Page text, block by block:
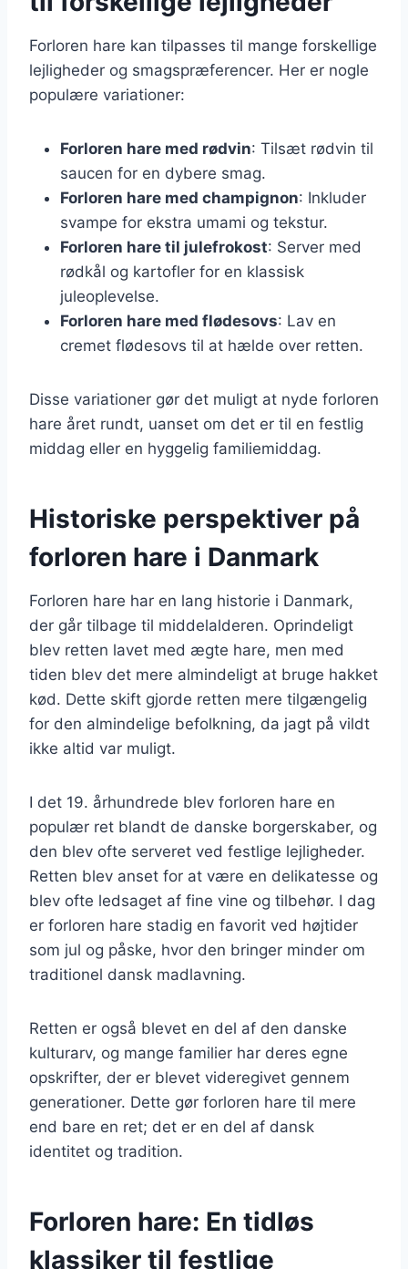
Forloren hare kan tilpasses til mange forskellige
lejligheder og smagspræferencer. Her er nogle
populære variationer:
Forloren hare med rødvin: Tilsæt rødvin til
saucen for en dybere smag.
Forloren hare med champignon: Inkluder
svampe for ekstra umami og tekstur.
Forloren hare til julefrokost: Server med
rødkål og kartofler for en klassisk
juleoplevelse.
Forloren hare med flødesovs: Lav en
cremet flødesovs til at hælde over retten.
Disse variationer gør det muligt at nyde forloren
hare året rundt, uanset om det er til en festlig
middag eller en hyggelig familiemiddag.
Historiske perspektiver på
forloren hare i Danmark
Forloren hare har en lang historie i Danmark,
der går tilbage til middelalderen. Oprindeligt
blev retten lavet med ægte hare, men med
tiden blev det mere almindeligt at bruge hakket
kød. Dette skift gjorde retten mere tilgængelig
for den almindelige befolkning, da jagt på vildt
ikke altid var muligt.
I det 19. århundrede blev forloren hare en
populær ret blandt de danske borgerskaber, og
den blev ofte serveret ved festlige lejligheder.
Retten blev anset for at være en delikatesse og
blev ofte ledsaget af fine vine og tilbehør. I dag
er forloren hare stadig en favorit ved højtider
som jul og påske, hvor den bringer minder om
traditionel dansk madlavning.
Retten er også blevet en del af den danske
kulturarv, og mange familier har deres egne
opskrifter, der er blevet videregivet gennem
generationer. Dette gør forloren hare til mere
end bare en ret; det er en del af dansk
identitet og tradition.
Forloren hare: En tidløs
klassiker til festlige